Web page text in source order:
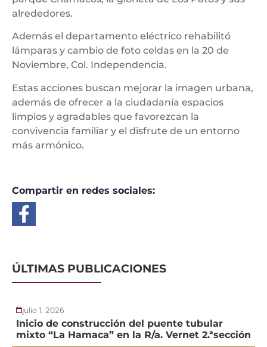
alrededores.
Además el departamento eléctrico rehabilitó
lámparas y cambio de foto celdas en la 20 de
Noviembre, Col. Independencia.
Estas acciones buscan mejorar la imagen urbana,
además de ofrecer a la ciudadanía espacios
limpios y agradables que favorezcan la
convivencia familiar y el disfrute de un entorno
más armónico.
Compartir en redes sociales:
ÚLTIMAS PUBLICACIONES
julio 1, 2026
Inicio de construcción del puente tubular
mixto “La Hamaca” en la R/a. Vernet 2.ªsección